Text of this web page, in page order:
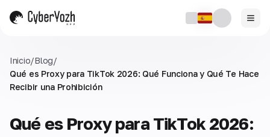
Inicio/Blog/
Qué es Proxy para TikTok 2026: Qué Funciona y Qué Te Hace
Recibir una Prohibición
Qué es Proxy para TikTok 2026: